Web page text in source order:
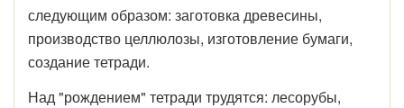
следующим образом: заготовка древесины,
производство целлюлозы, изготовление бумаги,
создание тетради.
Над "рождением" тетради трудятся: лесорубы,